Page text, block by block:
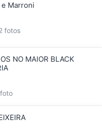
Marroni
fotos
NO MAIOR BLACK